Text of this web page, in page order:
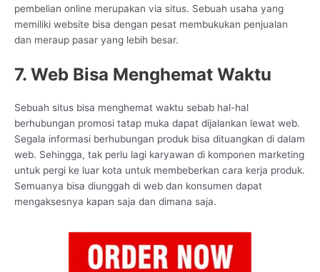
pembelian online merupakan via situs. Sebuah usaha yang
memiliki website bisa dengan pesat membukukan penjualan
dan meraup pasar yang lebih besar.
7. Web Bisa Menghemat Waktu
Sebuah situs bisa menghemat waktu sebab hal-hal
berhubungan promosi tatap muka dapat dijalankan lewat web.
Segala informasi berhubungan produk bisa dituangkan di dalam
web. Sehingga, tak perlu lagi karyawan di komponen marketing
untuk pergi ke luar kota untuk membeberkan cara kerja produk.
Semuanya bisa diunggah di web dan konsumen dapat
mengaksesnya kapan saja dan dimana saja.